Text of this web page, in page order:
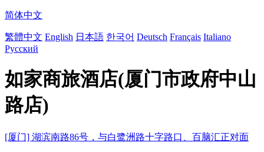
简体中文
繁體中文 English 日本語 한국어 Deutsch Français Italiano
Русский
如家商旅酒店(厦门市政府中山
路店)
[厦门] 湖滨南路86号，与白鹭洲路十字路口、百脑汇正对面